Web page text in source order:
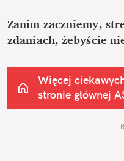
Zanim zaczniemy,
zdaniach, żebyście
Więcej
stronie głównej